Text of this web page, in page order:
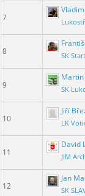
7
8 SK
9 SK
10
Jiří
LK
11
David
JIM
12
Jan
SK